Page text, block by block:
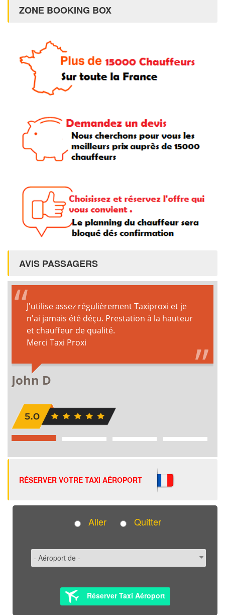
ZONE BOOKING BOX
AVIS PASSAGERS
RÉSERVER VOTRE TAXI AÉROPORT
Aller Quitter
Réserver Taxi Aéroport